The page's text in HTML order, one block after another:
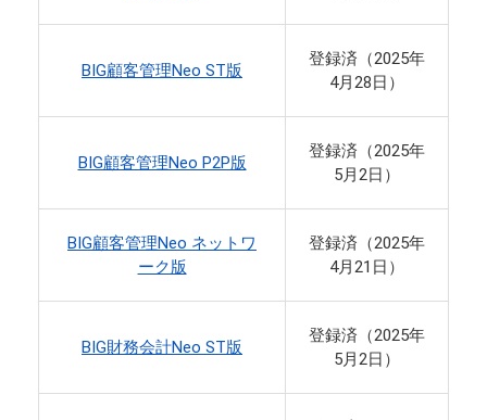
BIG顧客管理Neo ST版
登録済（2025年
4月28日）
BIG顧客管理Neo P2P版
登録済（2025年
5月2日）
BIG顧客管理Neo ネットワ
ーク版
登録済（2025年
4月21日）
BIG財務会計Neo ST版
登録済（2025年
5月2日）